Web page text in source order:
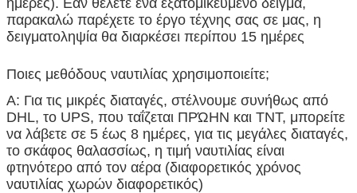
παρακαλώ παρέχετε το έργο τέχνης σας σε μας, η
δειγματοληψία θα διαρκέσει περίπου 15 ημέρες
Ποιες μεθόδους ναυτιλίας χρησιμοποιείτε;
Α: Για τις μικρές διαταγές, στέλνουμε συνήθως από
DHL, το UPS, που ταΐζεται ΠΡΏΗΝ και TNT, μπορείτε
να λάβετε σε 5 έως 8 ημέρες, για τις μεγάλες διαταγές,
το σκάφος θαλασσίως, η τιμή ναυτιλίας είναι
φτηνότερο από τον αέρα (διαφορετικός χρόνος
ναυτιλίας χωρών διαφορετικός)